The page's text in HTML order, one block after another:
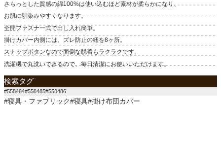
さらっとした質感の綿100%は使い込むほど素材が柔らかになり、
お肌に馴染みやすくなります。
全開ファスナー式で出し入れ簡単。
掛けカバー内側には、ズレ防止の紐を8ヶ所。
スナップボタンなので面倒な脱着もラクラクです。
洗濯機で丸洗いできるので、毎日清潔にお使いいただけます。
検索タグ
#558484#558485#558486
#寝具・ファブリック#寝具#掛け布団カバー